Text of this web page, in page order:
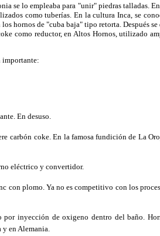
se lo empleaba para "unir" piedras talladas.
como tuberías. En la cultura Inca, se
hornos de "cuba baja" tipo retorta. Después se
como reductor, en Altos Hornos, utilizado
importante:
En desuso.
carbón coke. En la famosa fundición de La
eléctrico y convertidor.
con plomo. Ya no es competitivo con los
por inyección de oxigeno dentro del baño.
y en Alemania.